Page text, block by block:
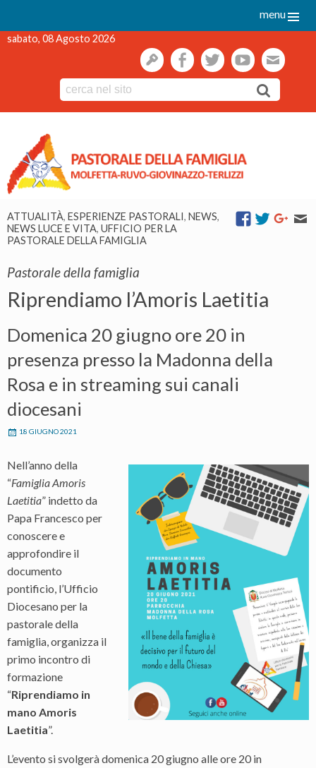
menu
sabato, 08 Agosto 2026
gestionefacebooktwitteryoutube
ATTUALITÀ, ESPERIENZE PASTORALI, NEWS,
NEWS LUCE E VITA, UFFICIO PER LA
PASTORALE DELLA FAMIGLIA
Pastorale della famiglia
Riprendiamo l’Amoris Laetitia
Domenica 20 giugno ore 20 in
presenza presso la Madonna della
Rosa e in streaming sui canali
diocesani
18 GIUGNO 2021
Nell’anno della
“Famiglia Amoris
Laetitia” indetto da
Papa Francesco per
conoscere e
approfondire il
documento
pontificio, l’Ufficio
Diocesano per la
pastorale della
famiglia, organizza il
primo incontro di
formazione
“Riprendiamo in
mano Amoris
Laetitia”.
L’evento si svolgerà domenica 20 giugno alle ore 20 in